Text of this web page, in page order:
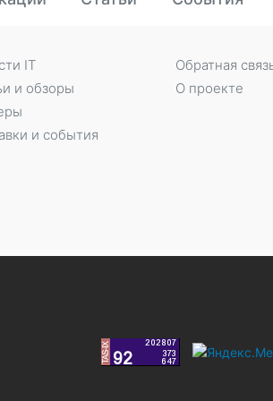
IT
и обзоры
и события
Обратная
О проекте